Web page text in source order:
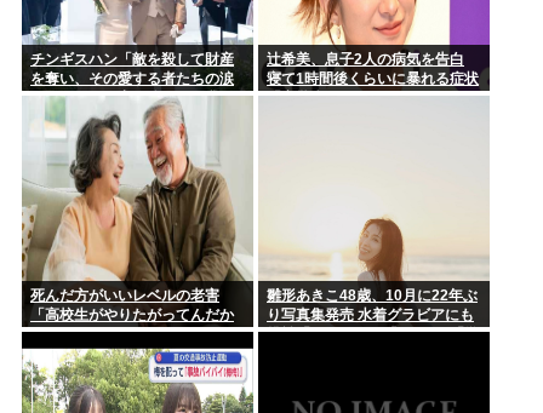
チンギスハン「敵を殺して財産
を奪い、その愛する者たちの涙
を見て、その妻や娘たちを我が
胸に抱くこと」が男にとって最
大の喜びだ」
辻希美、息子2人の病気を告白
寝て1時間後くらいに暴れる症状
「夜驚症」にファンからアドバ
死んだ方がいいレベルの老害
「高校生がやりたがってんだか
ら甲子園でやらせろ！」
雛形あきこ48歳、10月に22年ぶ
り写真集発売 水着グラビアにも
挑戦「なんと!!!」「おぉ~」「学